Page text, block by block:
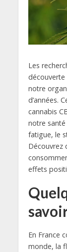
Les
notre
d’années.
cannabis
notre
fatigue, le
Découvrez
effets
En France
monde, la